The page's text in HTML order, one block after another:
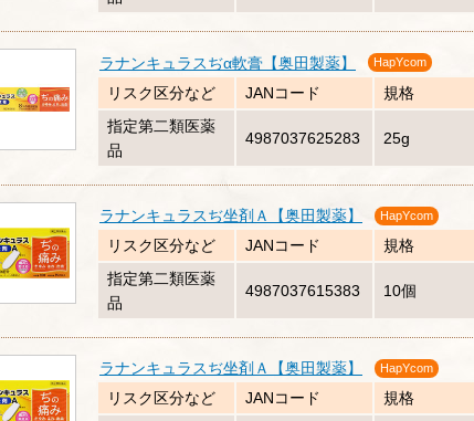
ラナンキュラスぢα軟膏【奥田製薬】 HapYcom
リスク区分など JANコード 規格
指定第二類医薬
品
4987037625283 25g
ラナンキュラスぢ坐剤Ａ【奥田製薬】 HapYcom
リスク区分など JANコード 規格
指定第二類医薬
品
4987037615383 10個
ラナンキュラスぢ坐剤Ａ【奥田製薬】 HapYcom
リスク区分など JANコード 規格